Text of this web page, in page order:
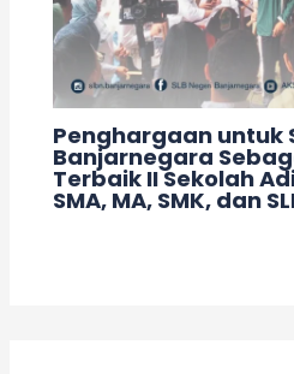
Penghargaan untuk
Banjarnegara
Terbaik II Sekolah
SMA, MA, SMK, dan